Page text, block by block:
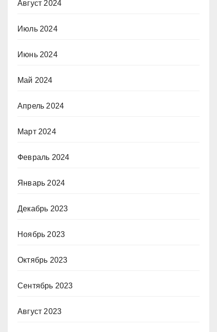
Август 2024
Июль 2024
Июнь 2024
Май 2024
Апрель 2024
Март 2024
Февраль 2024
Январь 2024
Декабрь 2023
Ноябрь 2023
Октябрь 2023
Сентябрь 2023
Август 2023